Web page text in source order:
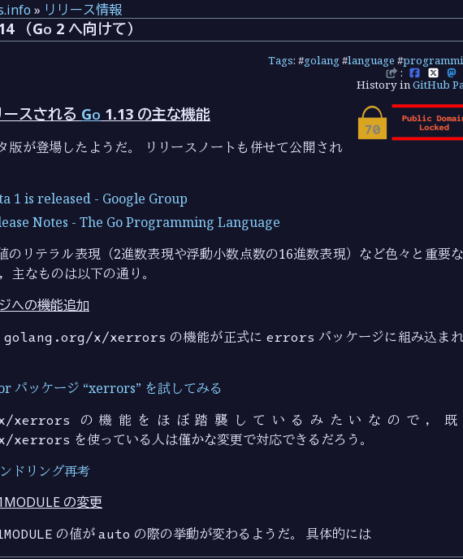
» リリース情報
（Go 2 へ向けて）
Tags: #golang#language #
:
History inGitHub
スされる Go 1.13 の主な機能
版が登場したようだ。 リリースノートも併せて公開され
1 is released - Google Group
Notes - The Go Programming Language
のリテラル表現（2進数表現や浮動小数点数の16進数表現）など色々と重要
主なものは以下の通り。
への機能追加
golang.org/x/xerrors の機能が正式に errors パッケージに組み込ま
パッケージ “xerrors” を試してみる
xerrors の機能をほぼ踏襲しているみたいなので，既
xerrors を使っている人は僅かな変更で対応できるだろう。
ドリング再考
の変更
の値がauto の際の挙動が変わるようだ。 具体的には